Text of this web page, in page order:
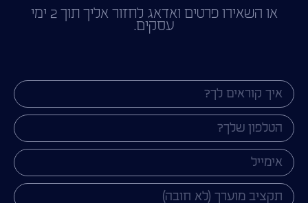
או השאירו פרטים ואדאג לחזור אליך תוך 2 ימי
עסקים.